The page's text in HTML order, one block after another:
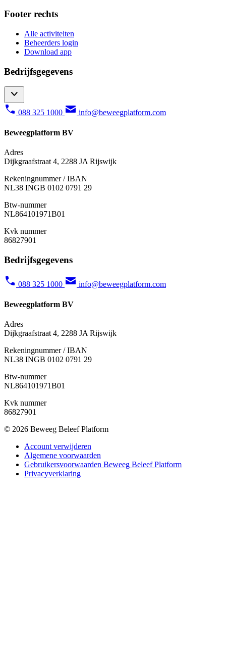
Footer rechts
Alle activiteiten
Beheerders login
Download app
Bedrijfsgegevens
088 325 1000 info@beweegplatform.com
Beweegplatform BV
Adres
Dijkgraafstraat 4, 2288 JA Rijswijk
Rekeningnummer / IBAN
NL38 INGB 0102 0791 29
Btw-nummer
NL864101971B01
Kvk nummer
86827901
Bedrijfsgegevens
088 325 1000 info@beweegplatform.com
Beweegplatform BV
Adres
Dijkgraafstraat 4, 2288 JA Rijswijk
Rekeningnummer / IBAN
NL38 INGB 0102 0791 29
Btw-nummer
NL864101971B01
Kvk nummer
86827901
© 2026 Beweeg Beleef Platform
Account verwijderen
Algemene voorwaarden
Gebruikersvoorwaarden Beweeg Beleef Platform
Privacyverklaring